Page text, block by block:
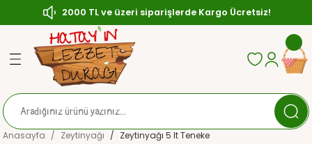
2000 TL ve üzeri siparişlerde Kargo Ücretsiz!
Geri Dön
Geri Dön
(Çerezlik) Zeytin
Geri Dön
Anasayfa Zeytinyağı Zeytinyağı 5 lt Teneke